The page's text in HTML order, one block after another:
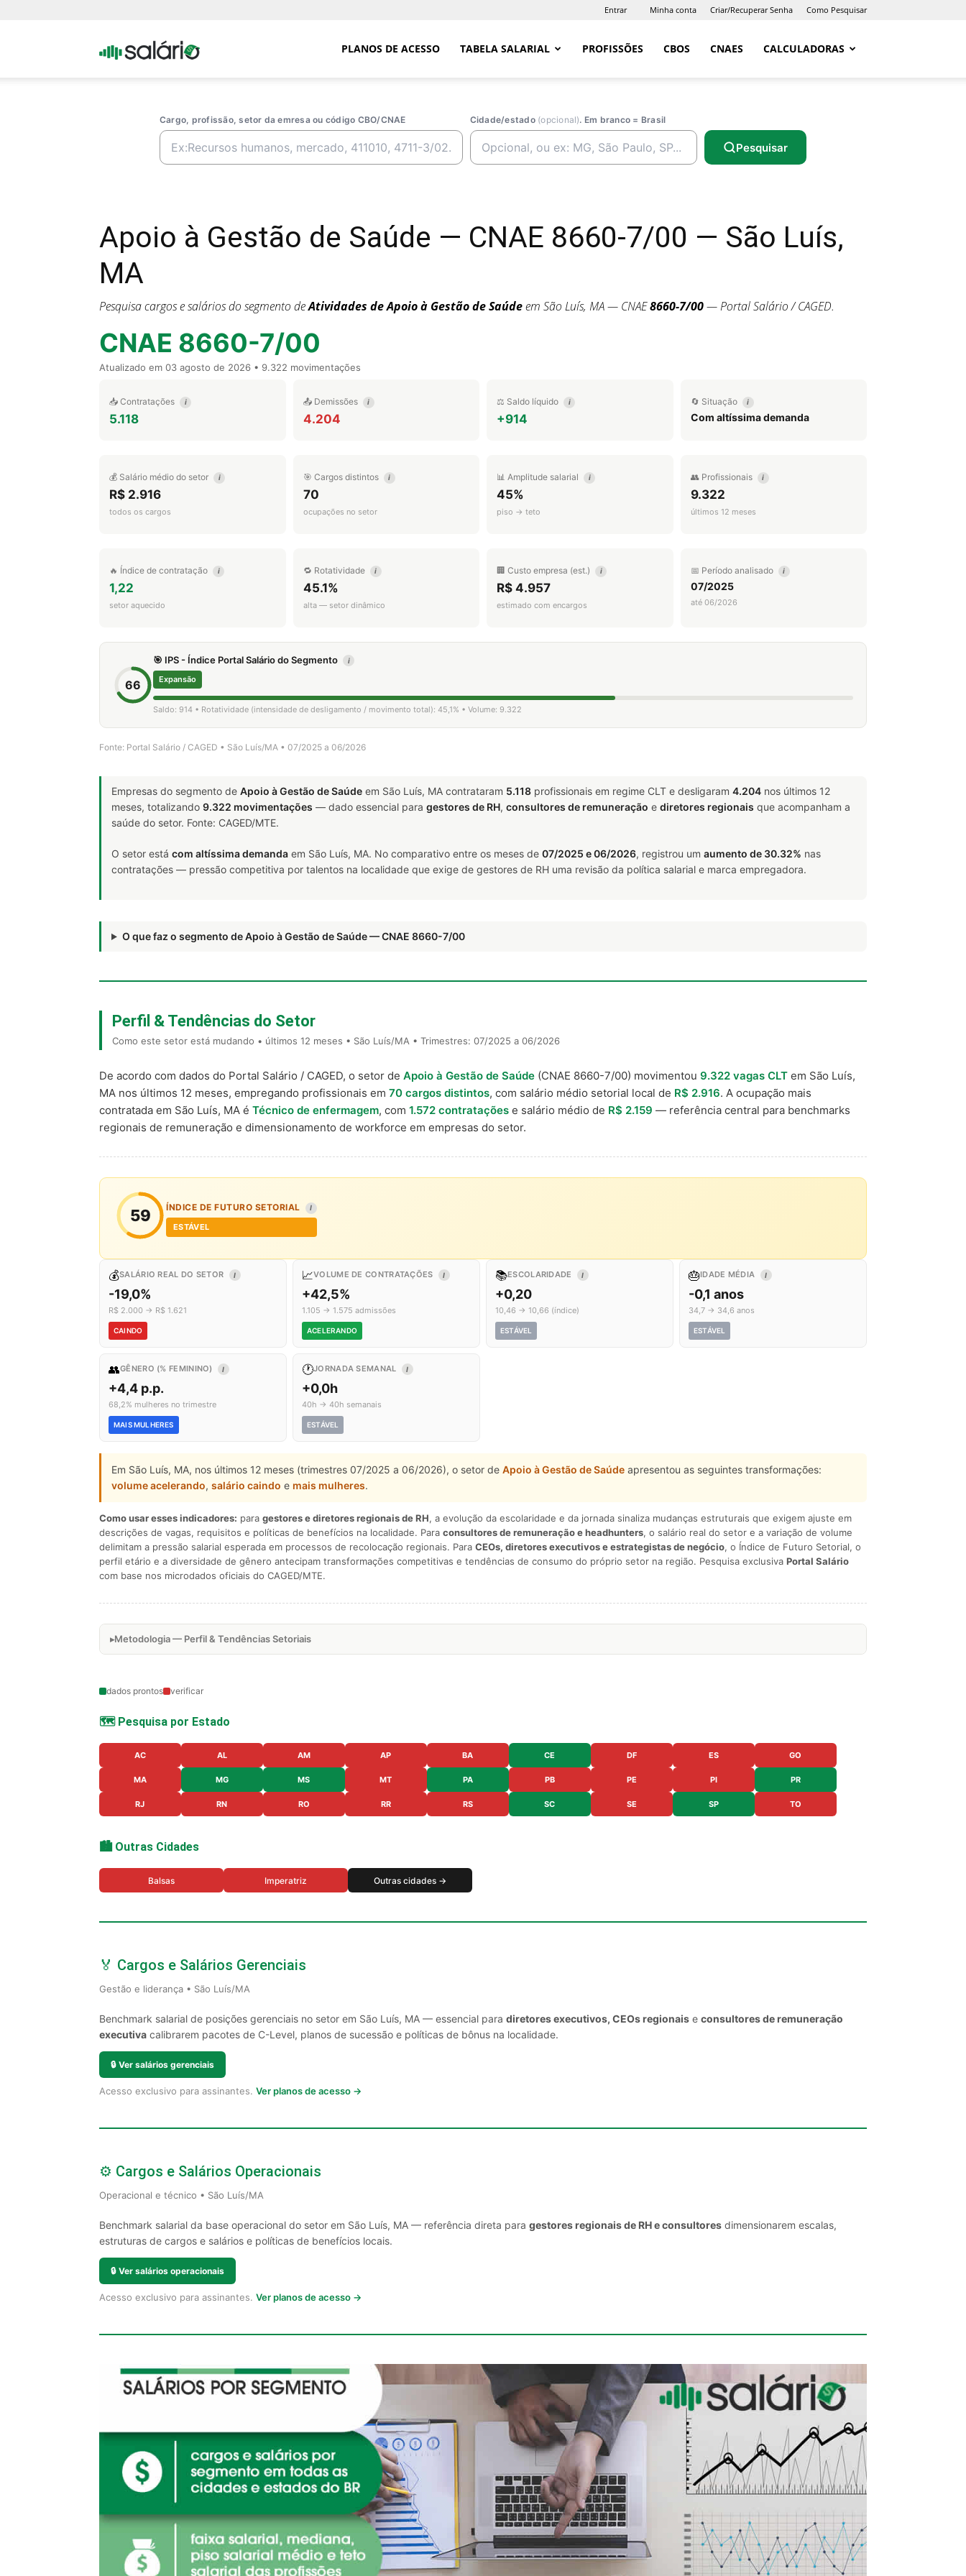
Entrar Minha conta Criar/Recuperar Senha Como Pesquisar
Portal PLANOS DE ACESSO TABELA SALARIAL PROFISSÕES CBOS CNAES CALCULADORAS
Cargo, profissão, setor da emresa ou código CBO/CNAE Cidade/estado (opcional). Em branco = Brasil
Pesquisar
Apoio à Gestão de Saúde — CNAE 8660-7/00 — São Luís,
MA
Pesquisa cargos e salários do segmento deAtividades de Apoio à Gestão de Saúdeem São Luís, MA — CNAE8660-7/00— Portal Salário / CAGED.
CNAE 8660-7/00
Atualizado em 03 agosto de 2026 • 9.322 movimentações
📥 Contratações i
5.118
📤 Demissões i
4.204
⚖️ Saldo líquido i
+914
🔄 Situação i
Com altíssima demanda
💰 Salário médio do setor i
R$ 2.916
todos os cargos
🎯 Cargos distintos i
70
ocupações no setor
📊 Amplitude salarial i
45%
piso → teto
👥 Profissionais i
9.322
últimos 12 meses
🔥 Índice de contratação i
1,22
setor aquecido
🔁 Rotatividade i
45.1%
alta — setor dinâmico
🏢 Custo empresa (est.) i
R$ 4.957
estimado com encargos
📅 Período analisado i
07/2025
até 06/2026
66
🎯 IPS - Índice Portal Salário do Segmento i
Expansão
Saldo: 914 • Rotatividade (intensidade de desligamento / movimento total): 45,1% • Volume: 9.322
Fonte: Portal Salário / CAGED • São Luís/MA • 07/2025 a 06/2026
Empresas do segmento de Apoio à Gestão de Saúde em São Luís, MA contrataram 5.118 profissionais em regime CLT e desligaram 4.204 nos últimos 12
meses, totalizando 9.322 movimentações — dado essencial para gestores de RH, consultores de remuneração e diretores regionais que acompanham a
saúde do setor. Fonte: CAGED/MTE.
O setor está com altíssima demanda em São Luís, MA. No comparativo entre os meses de 07/2025 e 06/2026, registrou um aumento de 30.32% nas
contratações — pressão competitiva por talentos na localidade que exige de gestores de RH uma revisão da política salarial e marca empregadora.
O que faz o segmento de Apoio à Gestão de Saúde — CNAE 8660-7/00
Perfil & Tendências do Setor
Como este setor está mudando • últimos 12 meses • São Luís/MA • Trimestres: 07/2025 a 06/2026
De acordo com dados do Portal Salário / CAGED, o setor de Apoio à Gestão de Saúde (CNAE 8660-7/00) movimentou 9.322 vagas CLT em São Luís,
MA nos últimos 12 meses, empregando profissionais em 70 cargos distintos, com salário médio setorial local de R$ 2.916. A ocupação mais
contratada em São Luís, MA é Técnico de enfermagem, com 1.572 contratações e salário médio de R$ 2.159 — referência central para benchmarks
regionais de remuneração e dimensionamento de workforce em empresas do setor.
59 ÍNDICE DE FUTURO SETORIAL I
ESTÁVEL
💰SALÁRIO REAL DO SETOR I
-19,0%
R$ 2.000 → R$ 1.621
CAINDO
📈VOLUME DE CONTRATAÇÕES I
+42,5%
1.105 → 1.575 admissões
ACELERANDO
📚ESCOLARIDADE I
+0,20
10,46 → 10,66 (índice)
ESTÁVEL
🎂IDADE MÉDIA I
-0,1 anos
34,7 → 34,6 anos
ESTÁVEL
👥GÊNERO (% FEMININO) I
+4,4 p.p.
68,2% mulheres no trimestre
MAIS MULHERES
🕐JORNADA SEMANAL I
+0,0h
40h → 40h semanais
ESTÁVEL
Em São Luís, MA, nos últimos 12 meses (trimestres 07/2025 a 06/2026), o setor de Apoio à Gestão de Saúde apresentou as seguintes transformações:
volume acelerando, salário caindo e mais mulheres.
Como usar esses indicadores: para gestores e diretores regionais de RH, a evolução da escolaridade e da jornada sinaliza mudanças estruturais que exigem ajuste em
descrições de vagas, requisitos e políticas de benefícios na localidade. Para consultores de remuneração e headhunters, o salário real do setor e a variação de volume
delimitam a pressão salarial esperada em processos de recolocação regionais. Para CEOs, diretores executivos e estrategistas de negócio, o Índice de Futuro Setorial, o
perfil etário e a diversidade de gênero antecipam transformações competitivas e tendências de consumo do próprio setor na região. Pesquisa exclusiva Portal Salário
com base nos microdados oficiais do CAGED/MTE.
Metodologia — Perfil & Tendências Setoriais
dados prontos verificar
🗺️ Pesquisa por Estado
AC AL AM AP BA CE DF ES GO
MA MG MS MT PA PB PE PI PR
RJ RN RO RR RS SC SE SP TO
🏙️ Outras Cidades
Balsas Imperatriz Outras cidades →
🏅 Cargos e Salários Gerenciais
Gestão e liderança • São Luís/MA
Benchmark salarial de posições gerenciais no setor em São Luís, MA — essencial para diretores executivos, CEOs regionais e consultores de remuneração
executiva calibrarem pacotes de C-Level, planos de sucessão e políticas de bônus na localidade.
🔒 Ver salários gerenciais
Acesso exclusivo para assinantes. Ver planos de acesso →
⚙️ Cargos e Salários Operacionais
Operacional e técnico • São Luís/MA
Benchmark salarial da base operacional do setor em São Luís, MA — referência direta para gestores regionais de RH e consultores dimensionarem escalas,
estruturas de cargos e salários e políticas de benefícios locais.
🔒 Ver salários operacionais
Acesso exclusivo para assinantes. Ver planos de acesso →